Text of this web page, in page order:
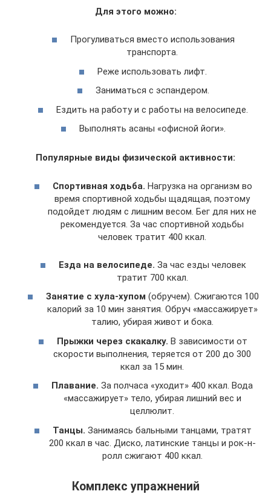
Для этого можно:
Прогуливаться вместо использования
транспорта.
Реже использовать лифт.
Заниматься с эспандером.
Ездить на работу и с работы на велосипеде.
Выполнять асаны «офисной йоги».
Популярные виды физической активности:
Спортивная ходьба. Нагрузка на организм во
время спортивной ходьбы щадящая, поэтому
подойдет людям с лишним весом. Бег для них не
рекомендуется. За час спортивной ходьбы
человек тратит 400 ккал.
Езда на велосипеде. За час езды человек
тратит 700 ккал.
Занятие с хула-хупом (обручем). Сжигаются 100
калорий за 10 мин занятия. Обруч «массажирует»
талию, убирая живот и бока.
Прыжки через скакалку. В зависимости от
скорости выполнения, теряется от 200 до 300
ккал за 15 мин.
Плавание. За полчаса «уходит» 400 ккал. Вода
«массажирует» тело, убирая лишний вес и
целлюлит.
Танцы. Занимаясь бальными танцами, тратят
200 ккал в час. Диско, латинские танцы и рок-н-
ролл сжигают 400 ккал.
Комплекс упражнений